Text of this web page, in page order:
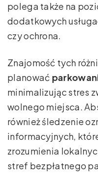
polega także na
dodatkowych
czy ochrona.
Znajomość tych
planować
minimalizując stres
wolnego miejsca.
również śledzenie
informacyjnych,
zrozumienia
stref bezpłatnego